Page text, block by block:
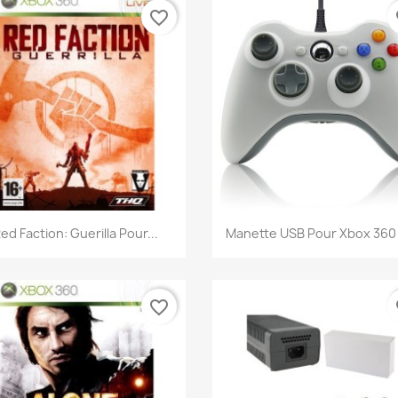
Aperçu rapide
Faction: Guerilla Pour...
favorite_border
 Aperçu rapide
Manette USB Pour Xbox 360
favorite_border